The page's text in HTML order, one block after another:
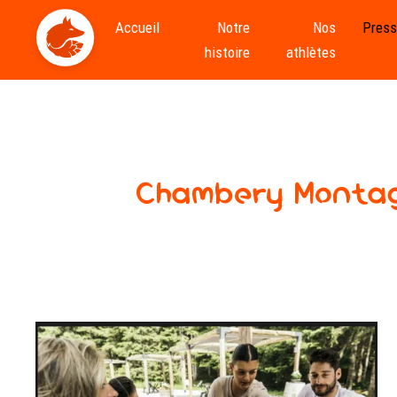
Accueil
Notre
histoire
Nos
athlètes
Chambéry